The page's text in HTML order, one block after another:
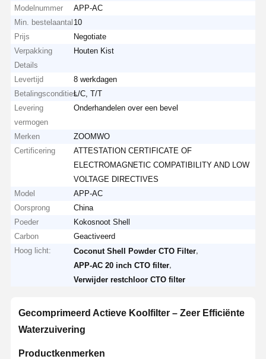
Modelnummer
APP-AC
Min. bestelaantal 10
Prijs
Negotiate
Verpakking
Details
Houten Kist
Levertijd
8 werkdagen
BetalingsconditiesL/C, T/T
Levering
vermogen
Onderhandelen over een bevel
Merken
ZOOMWO
Certificering
ATTESTATION CERTIFICATE OF
ELECTROMAGNETIC COMPATIBILITY AND LOW
VOLTAGE DIRECTIVES
Model
APP-AC
Oorsprong
China
Poeder
Kokosnoot Shell
Carbon
Geactiveerd
Hoog licht:
Coconut Shell Powder CTO Filter
APP-AC 20 inch CTO filter
Verwijder restchloor CTO filter
Gecomprimeerd Actieve Koolfilter – Zeer Efficiënte
Waterzuivering​
​Productkenmerken​